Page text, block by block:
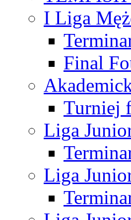
I Liga
Final
Turniej
Liga
Liga